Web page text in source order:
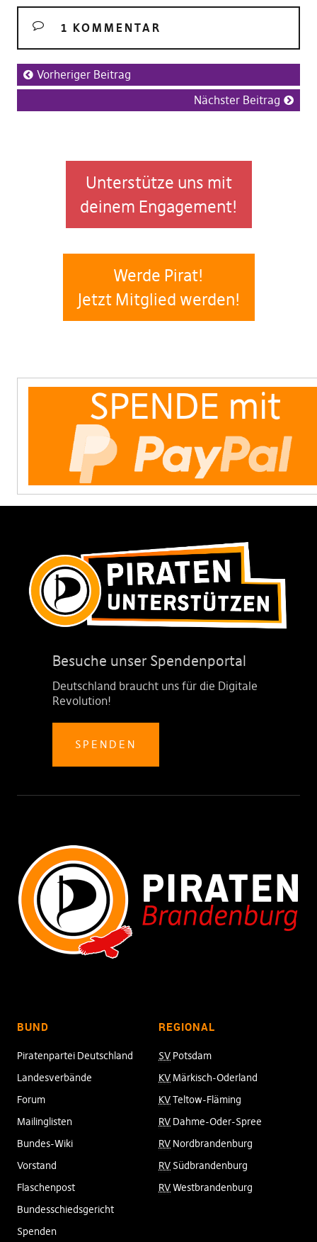
1 KOMMENTAR
Vorheriger Beitrag
Nächster Beitrag
Unterstütze uns mit
deinem Engagement!
Werde Pirat!
Jetzt Mitglied werden!
Besuche unser Spendenportal
Deutschland braucht uns für die Digitale
Revolution!
SPENDEN
BUND
Piratenpartei Deutschland
Landesverbände
Forum
Mailinglisten
Bundes-Wiki
Vorstand
Flaschenpost
Bundesschiedsgericht
Spenden
REGIONAL
SV Potsdam
KV Märkisch-Oderland
KVTeltow-Fläming
RV Dahme-Oder-Spree
RV Nordbrandenburg
RV Südbrandenburg
RVWestbrandenburg